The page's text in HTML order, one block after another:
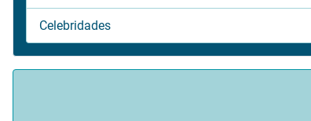
Celebridades